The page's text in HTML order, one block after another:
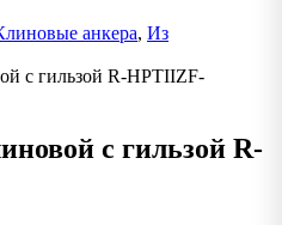
анкера, Из
с гильзой R-HPTIIZF-
с гильзой R-